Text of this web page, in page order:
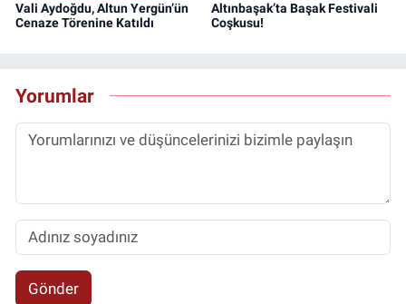
Vali Aydoğdu, Altun Yergün’ün
Cenaze Törenine Katıldı
Altınbaşak’ta Başak Festivali
Coşkusu!
Yorumlar
Gönder